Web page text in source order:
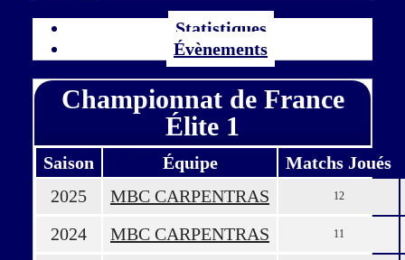
Statistiques
Évènements
Championnat de France
Élite 1
Saison Équipe
Matchs Joués
2025
MBC CARPENTRAS 12
2024 MBC CARPENTRAS 11